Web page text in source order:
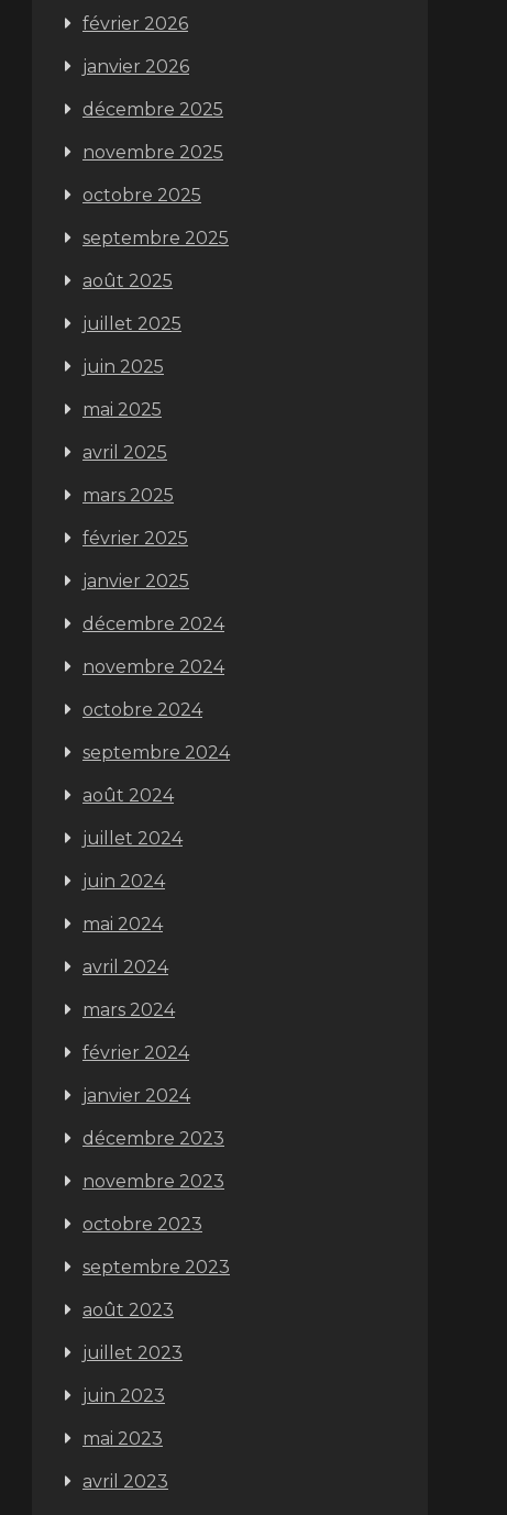
février 2026
janvier 2026
décembre 2025
novembre 2025
octobre 2025
septembre 2025
août 2025
juillet 2025
juin 2025
mai 2025
avril 2025
mars 2025
février 2025
janvier 2025
décembre 2024
novembre 2024
octobre 2024
septembre 2024
août 2024
juillet 2024
juin 2024
mai 2024
avril 2024
mars 2024
février 2024
janvier 2024
décembre 2023
novembre 2023
octobre 2023
septembre 2023
août 2023
juillet 2023
juin 2023
mai 2023
avril 2023